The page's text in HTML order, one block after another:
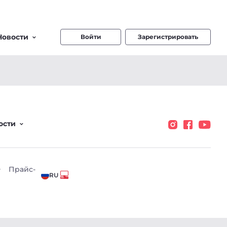
Войти Зарегистрировать
Прайс-
RU